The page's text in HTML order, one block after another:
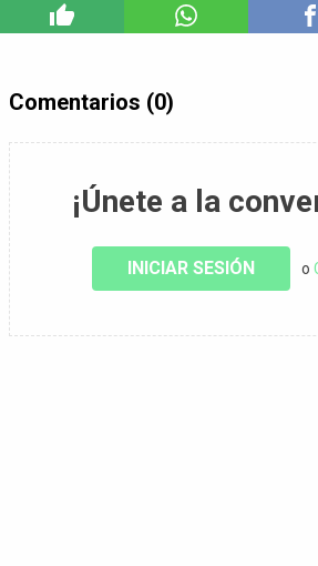
Comentarios (0)
¡Únete a la
INICIAR SESIÓN o